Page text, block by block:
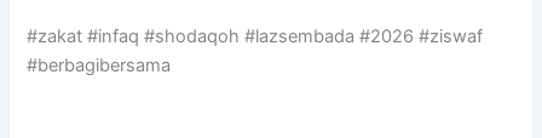
#zakat #infaq #shodaqoh #lazsembada #2026 #ziswaf
#berbagibersama